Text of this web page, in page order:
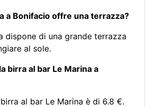
a Bonifacio offre una terrazza?
dispone di una grande terrazza
al sole.
birra al bar Le Marina a
al bar Le Marina è di 6.8 €.